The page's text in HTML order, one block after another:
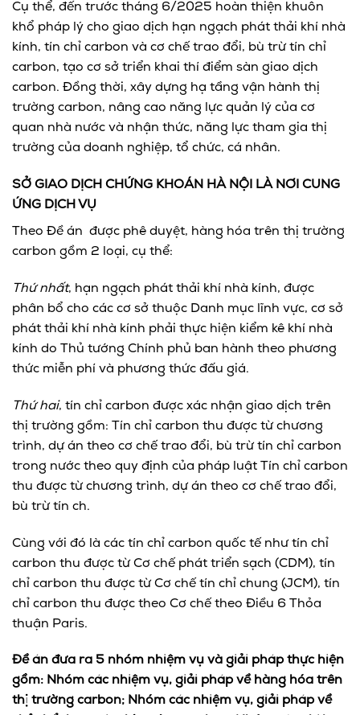
Cụ thể, đến trước tháng 6/2025 hoàn thiện khuôn
khổ pháp lý cho giao dịch hạn ngạch phát thải khí nhà
kính, tín chỉ carbon và cơ chế trao đổi, bù trừ tín chỉ
carbon, tạo cơ sở triển khai thí điểm sàn giao dịch
carbon. Đồng thời, xây dựng hạ tầng vận hành thị
trường carbon, nâng cao năng lực quản lý của cơ
quan nhà nước và nhận thức, năng lực tham gia thị
trường của doanh nghiệp, tổ chức, cá nhân.
SỞ GIAO DỊCH CHỨNG KHOÁN HÀ NỘI LÀ NƠI CUNG
ỨNG DỊCH VỤ
Theo Đề án được phê duyệt, hàng hóa trên thị trường
carbon gồm 2 loại, cụ thể:
Thứ nhất, hạn ngạch phát thải khí nhà kính, được
phân bổ cho các cơ sở thuộc Danh mục lĩnh vực, cơ sở
phát thải khí nhà kính phải thực hiện kiểm kê khí nhà
kính do Thủ tướng Chính phủ ban hành theo phương
thức miễn phí và phương thức đấu giá.
Thứ hai, tín chỉ carbon được xác nhận giao dịch trên
thị trường gồm: Tín chỉ carbon thu được từ chương
trình, dự án theo cơ chế trao đổi, bù trừ tín chỉ carbon
trong nước theo quy định của pháp luật Tín chỉ carbon
thu được từ chương trình, dự án theo cơ chế trao đổi,
bù trừ tín ch.
Cùng với đó là các tín chỉ carbon quốc tế như tín chỉ
carbon thu được từ Cơ chế phát triển sạch (CDM), tín
chỉ carbon thu được từ Cơ chế tín chỉ chung (JCM), tín
chỉ carbon thu được theo Cơ chế theo Điều 6 Thỏa
thuận Paris.
Đề án đưa ra 5 nhóm nhiệm vụ và giải pháp thực hiện
gồm: Nhóm các nhiệm vụ, giải pháp về hàng hóa trên
thị trường carbon; Nhóm các nhiệm vụ, giải pháp về